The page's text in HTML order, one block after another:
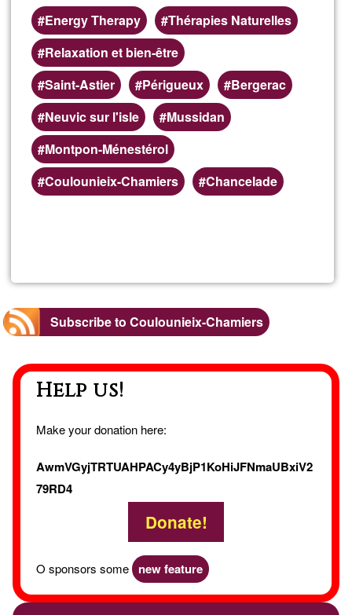
Energy Therapy
Thérapies Naturelles
Relaxation et bien-être
Saint-Astier
Périgueux
Bergerac
Neuvic sur l'isle
Mussidan
Montpon-Ménestérol
Coulounieix-Chamiers
Chancelade
Subscribe to Coulounieix-Chamiers
Help us!
Make your donation here:
AwmVGyjTRTUAHPACy4yBjP1KoHiJFNmaUBxiV2
79RD4
Donate!
O sponsors some new feature